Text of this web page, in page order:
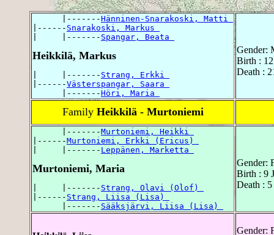
      |-------
Hänninen-Snarakoski, Matti
|------ Snarakoski, Markus
|     |------- Spangar, Beata
Heikkilä, Markus
|     |------- Strang, Erkki
|------Västerspangar, Saara
      |-------
Höri, Maria
Gender:
Birth :
Death :
Family Heikkilä - Murtoniemi
      |-------
Murtoniemi, Heikki
|------Murtoniemi, Erkki (Ericus)
|     |------- Leppänen, Marketta
Murtoniemi, Maria
|     |------- Strang, Olavi (Olof)
|------ Strang, Liisa (Lisa)
      |-------
Sääksjärvi, Liisa (Lisa)
Gender:
Birth : 9
Death :
Gender: